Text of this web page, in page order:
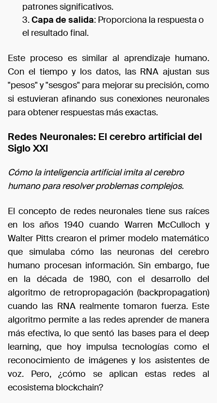
patrones significativos.
Capa de salida: Proporciona la respuesta o
el resultado final.
Este proceso es similar al aprendizaje humano.
Con el tiempo y los datos, las RNA ajustan sus
"pesos" y "sesgos" para mejorar su precisión, como
si estuvieran afinando sus conexiones neuronales
para obtener respuestas más exactas.
Redes Neuronales: El cerebro artificial del
Siglo XXI
Cómo la inteligencia artificial imita al cerebro
humano para resolver problemas complejos.
El concepto de redes neuronales tiene sus raíces
en los años 1940 cuando Warren McCulloch y
Walter Pitts crearon el primer modelo matemático
que simulaba cómo las neuronas del cerebro
humano procesan información. Sin embargo, fue
en la década de 1980, con el desarrollo del
algoritmo de retropropagación (backpropagation)
cuando las RNA realmente tomaron fuerza. Este
algoritmo permite a las redes aprender de manera
más efectiva, lo que sentó las bases para el deep
learning, que hoy impulsa tecnologías como el
reconocimiento de imágenes y los asistentes de
voz. Pero, ¿cómo se aplican estas redes al
ecosistema blockchain?